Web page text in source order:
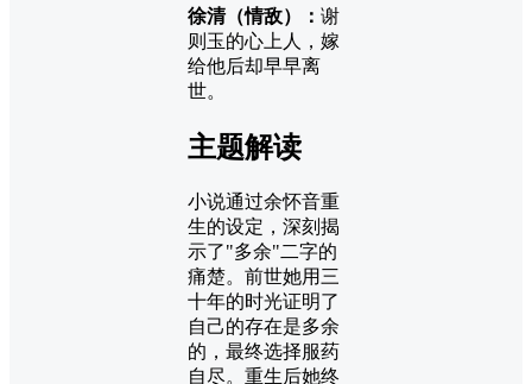
徐清（情敌）： 谢
则玉的心上人，嫁
给他后却早早离
世。
主题解读
小说通过余怀音重
生的设定，深刻揭
示了"多余"二字的
痛楚。前世她用三
十年的时光证明了
自己的存在是多余
的，最终选择服药
自尽。重生后她终